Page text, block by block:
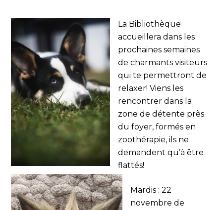
La Bibliothèque
accueillera dans les
prochaines semaines
de charmants visiteurs
qui te permettront de
relaxer! Viens les
rencontrer dans la
zone de détente près
du foyer, formés en
zoothérapie, ils ne
demandent qu’à être
flattés!
Mardis : 22
novembre de